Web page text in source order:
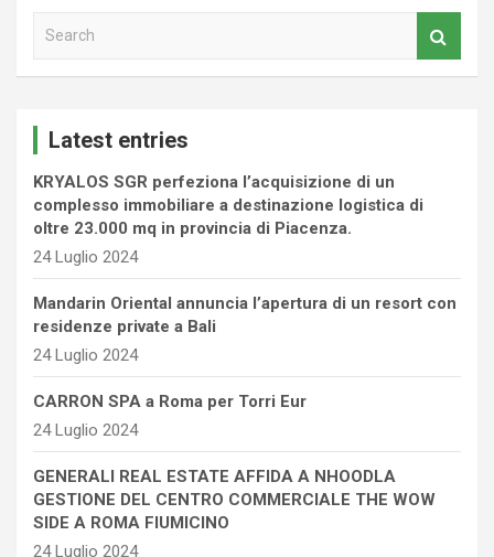
Latest entries
KRYALOS SGR perfeziona l’acquisizione di un
complesso immobiliare a destinazione logistica di
oltre 23.000 mq in provincia di Piacenza.
24 Luglio 2024
Mandarin Oriental annuncia l’apertura di un resort con
residenze private a Bali
24 Luglio 2024
CARRON SPA a Roma per Torri Eur
24 Luglio 2024
GENERALI REAL ESTATE AFFIDA A NHOODLA
GESTIONE DEL CENTRO COMMERCIALE THE WOW
SIDE A ROMA FIUMICINO
24 Luglio 2024